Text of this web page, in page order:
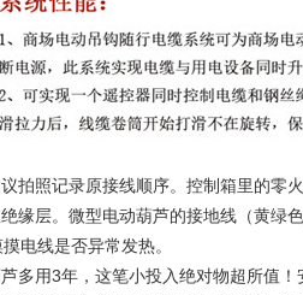
拍照记录原接线顺序。控制箱里的零
缘层。微型电动葫芦的接地线（黄绿
电线是否异常发热。
用3年，这笔小投入绝对物超所值！